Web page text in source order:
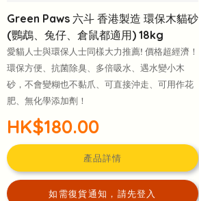
Green Paws 六斗 香港製造 環保木貓砂
(鸚鵡、兔仔、倉鼠都適用) 18kg
愛貓人士與環保人士同樣大力推薦! 價格超經濟！
環保方便、抗菌除臭、多倍吸水、遇水變小木
砂，不會變糊也不黏爪、可直接沖走、可用作花
肥、無化學添加劑！
HK$180.00
產品詳情
如需復貨通知，請先登入